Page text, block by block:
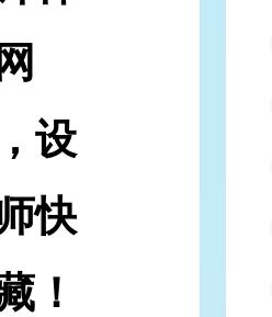
设
快
！